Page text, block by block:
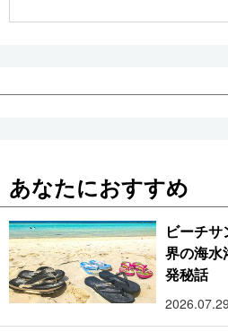
あなたにおすすめ
ビーチ
界の海水
発秘話
2026.07.29